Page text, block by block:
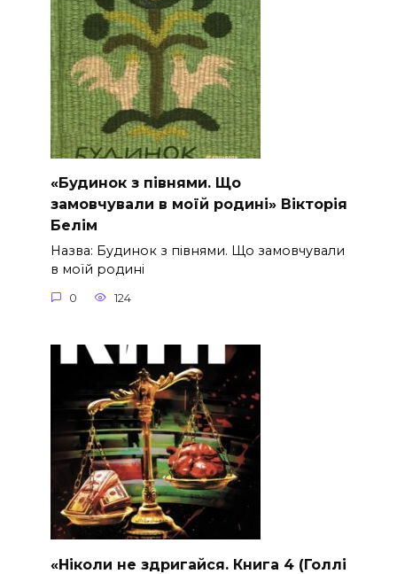
«Будинок з півнями. Що
замовчували в моїй родині» Вікторія
Белім
Назва: Будинок з півнями. Що замовчували
в моїй родині
0 124
«Ніколи не здригайся. Книга 4 (Голлі